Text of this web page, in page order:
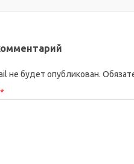
не будет опубликован.
*